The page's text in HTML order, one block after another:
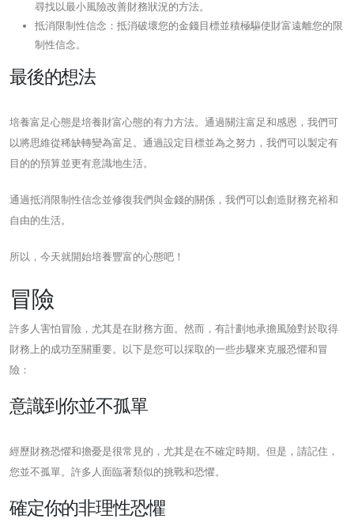
尋找以最小風險改善財務狀況的方法。
抵消限制性信念：抵消破壞您的金錢目標並積極驅使財富遠離您的限
制性信念。
最後的想法
培養富足心態是培養財富心態的有力方法。通過關注富足和感恩，我們可
以將思維從稀缺轉變為富足。通過設定目標並為之努力，我們可以製定有
目的的預算並更有意識地生活。
通過抵消限制性信念並修復我們與金錢的關係，我們可以創造財務充裕和
自由的生活。
所以，今天就開始培養豐富的心態吧！
冒險
許多人害怕冒險，尤其是在財務方面。然而，有計劃地承擔風險對於取得
財務上的成功至關重要。以下是您可以採取的一些步驟來克服恐懼和冒
險：
意識到你並不孤單
經歷財務恐懼和擔憂是很常見的，尤其是在不確定時期。但是，請記住，
您並不孤單。許多人面臨著類似的挑戰和恐懼。
確定你的非理性恐懼